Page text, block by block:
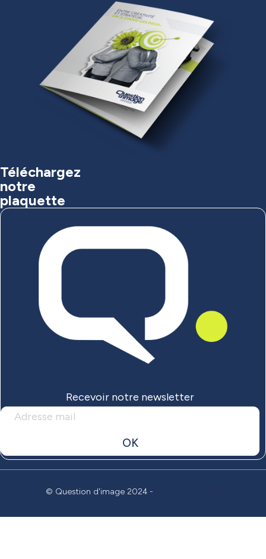
Téléchargez
notre
plaquette
Recevoir notre newsletter
OK
© Question d'image 2024 -